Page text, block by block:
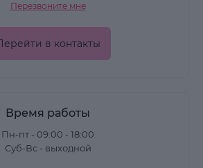
Перезвоните мне
в контакты
Время работы
Пн-пт - 09:00 - 18:00
Суб-Вс - выходной